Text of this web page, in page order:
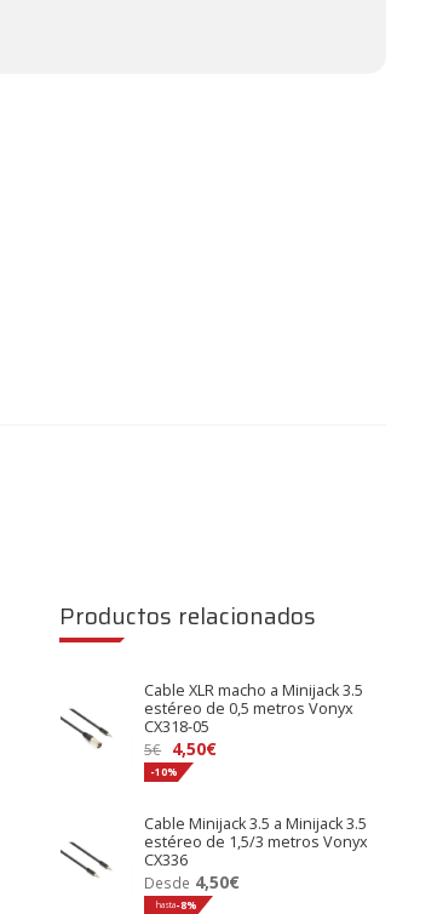
Productos relacionados
Cable XLR macho a Minijack 3.5
estéreo de 0,5 metros Vonyx
CX318-05
5€
El
precio
era:
5€.
4,50€El
es:
4,50€.
-10%
Cable Minijack 3.5 a Minijack 3.5
estéreo de 1,5/3 metros Vonyx
CX336
Desde 4,50€
hasta-8%